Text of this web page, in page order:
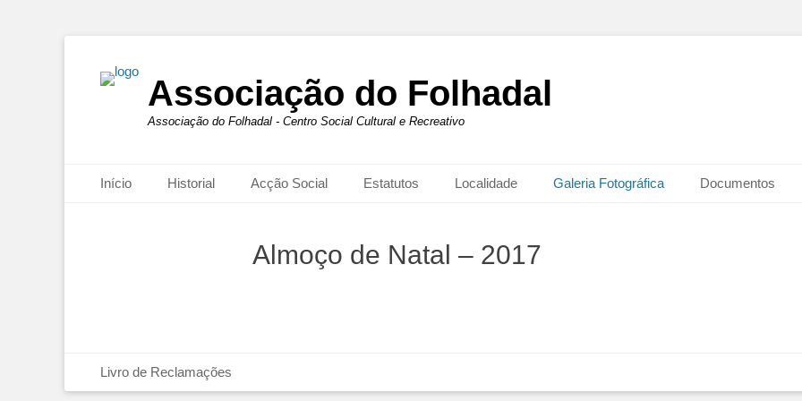
Associação do Folhadal
Associação do Folhadal - Centro Social Cultural e Recreativo
Primary Menu
Início Historial Acção Social Estatutos Localidade Galeria Fotográfica Documentos
Almoço de Natal – 2017
Footer Menu
Livro de Reclamações